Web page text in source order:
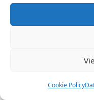
Cookie Policy
Eine
kann Ihnen
Geld